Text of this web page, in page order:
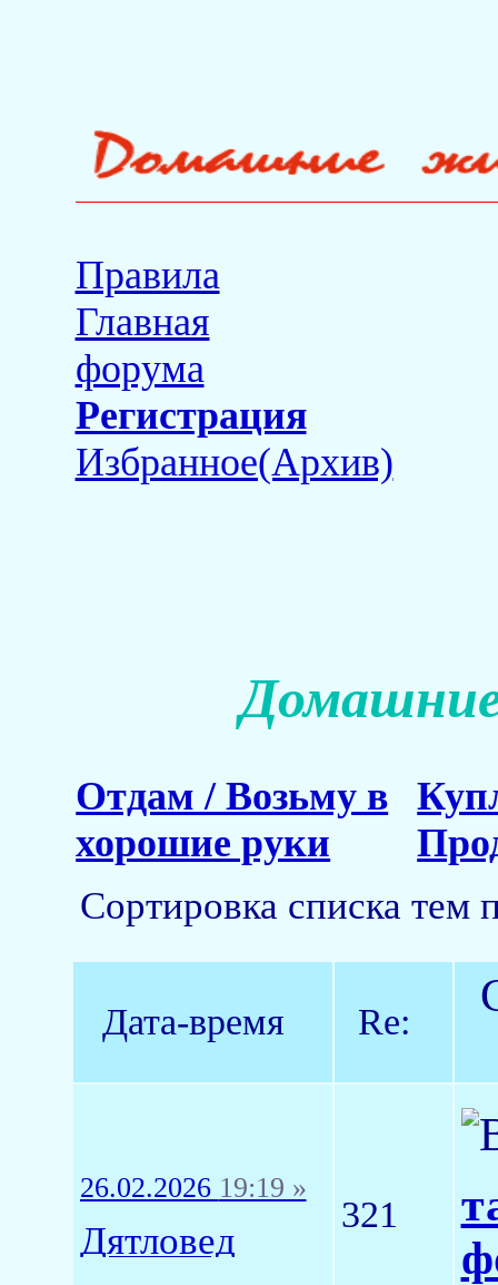
Правила
Главная
форума
Регистрация
Избранное(Архив)
Отдам / Возьму в
хорошие руки
Сортировка списка тем
Дата-время Re:
26.02.2026 19:19 »
Дятловед
321